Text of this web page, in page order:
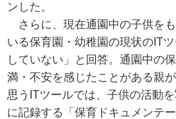
ンした。
さらに、現在通園中の子供を
いる保育園・幼稚園の現状のIT
していない」と回答。通園中の
満・不安を感じたことがある親
思うITツールでは、子供の活動
に記録する「保育ドキュメンテ